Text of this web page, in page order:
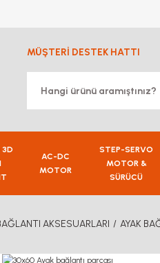
MÜŞTERİ DESTEK HATTI
3D
AC-DC
MOTOR
STEP-SERVO
MOTOR &
SÜRÜCÜ
AKSESUARLARI AYAK